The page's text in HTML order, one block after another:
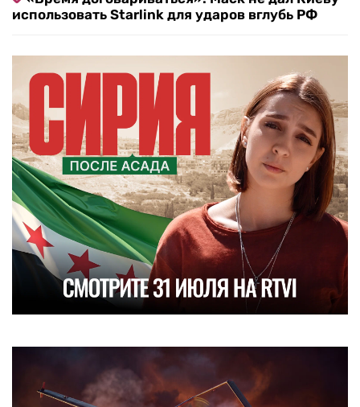
использовать Starlink для ударов вглубь РФ